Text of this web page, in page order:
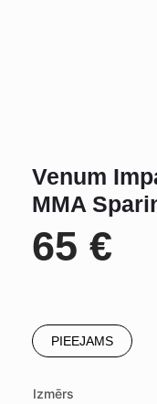
Venum
MMA
65 €
PIEEJAMS
Izmērs